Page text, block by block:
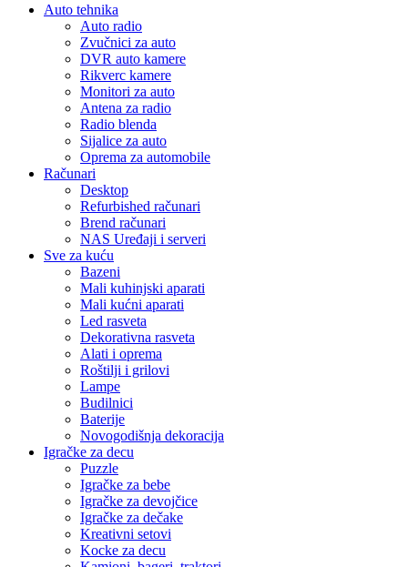
Auto tehnika
Auto radio
Zvučnici za auto
DVR auto kamere
Rikverc kamere
Monitori za auto
Antena za radio
Radio blenda
Sijalice za auto
Oprema za automobile
Računari
Desktop
Refurbished računari
Brend računari
NAS Uređaji i serveri
Sve za kuću
Bazeni
Mali kuhinjski aparati
Mali kućni aparati
Led rasveta
Dekorativna rasveta
Alati i oprema
Roštilji i grilovi
Lampe
Budilnici
Baterije
Novogodišnja dekoracija
Igračke za decu
Puzzle
Igračke za bebe
Igračke za devojčice
Igračke za dečake
Kreativni setovi
Kocke za decu